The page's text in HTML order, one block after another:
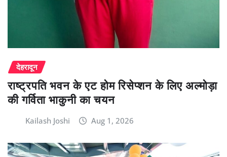
देहरादून
राष्ट्रपति भवन के एट होम रिसेप्शन के लिए अल्मोड़ा
की गर्विता भाकुनी का चयन
Kailash Joshi Aug 1, 2026